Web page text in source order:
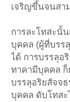
เจริญขึ้นจนสา
การละโทสะนั้
บุคคล (ผู้ที่บรร
ได้ การบรรลุอ
ทาคามีบุคคล ก็
บรรลุอริยสัจจ
บุคคล ดับโทสะ